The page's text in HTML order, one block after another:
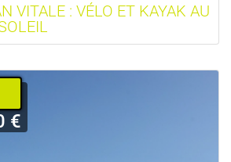
VITALE : VÉLO ET KAYAK AU
€